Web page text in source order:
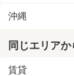
沖縄
同じエリア
賃貸